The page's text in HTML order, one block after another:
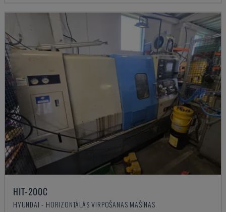
HIT-200C
HYUNDAI - HORIZONTĀLĀS VIRPOŠANAS MAŠĪNAS